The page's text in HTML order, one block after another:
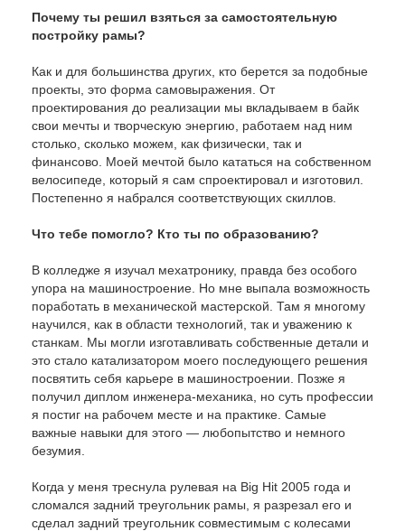
Почему ты решил взяться за самостоятельную
постройку рамы?
Как и для большинства других, кто берется за подобные
проекты, это форма самовыражения. От
проектирования до реализации мы вкладываем в байк
свои мечты и творческую энергию, работаем над ним
столько, сколько можем, как физически, так и
финансово. Моей мечтой было кататься на собственном
велосипеде, который я сам спроектировал и изготовил.
Постепенно я набрался соответствующих скиллов.
Что тебе помогло? Кто ты по образованию?
В колледже я изучал мехатронику, правда без особого
упора на машиностроение. Но мне выпала возможность
поработать в механической мастерской. Там я многому
научился, как в области технологий, так и уважению к
станкам. Мы могли изготавливать собственные детали и
это стало катализатором моего последующего решения
посвятить себя карьере в машиностроении. Позже я
получил диплом инженера-механика, но суть профессии
я постиг на рабочем месте и на практике. Самые
важные навыки для этого — любопытство и немного
безумия.
Когда у меня треснула рулевая на Big Hit 2005 года и
сломался задний треугольник рамы, я разрезал его и
сделал задний треугольник совместимым с колесами